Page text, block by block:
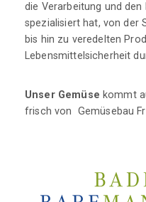
die Verarbeitung und
spezialisiert hat, von der
bis hin zu veredelten
Lebensmittelsicherheit
Unser Gemüse kommt
frisch von Gemüsebau